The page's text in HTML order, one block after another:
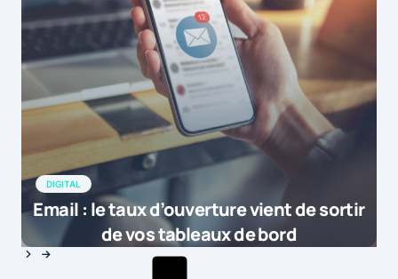
DIGITAL
Email : le taux d’ouverture vient de sortir
de vos tableaux de bord